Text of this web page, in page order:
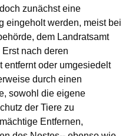
zunächst eine
eingeholt werden, meist bei
dem Landratsamt
nach deren
entfernt oder umgesiedelt
durch einen
sowohl die eigene
der Tiere zu
Entfernen,